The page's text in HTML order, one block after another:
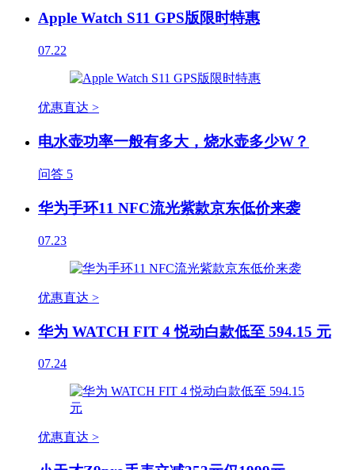
Apple Watch S11 GPS版限时特惠
07.22
优惠直达 >
电水壶功率一般有多大，烧水壶多少W？
问答 5
华为手环11 NFC流光紫款京东低价来袭
07.23
优惠直达 >
华为 WATCH FIT 4 悦动白款低至 594.15 元
07.24
优惠直达 >